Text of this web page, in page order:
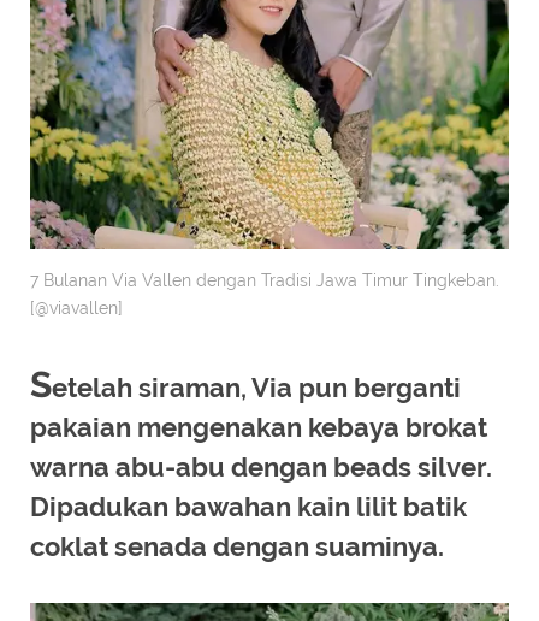
7 Bulanan Via Vallen dengan Tradisi Jawa Timur Tingkeban.
[@viavallen]
Setelah siraman, Via pun berganti
pakaian mengenakan kebaya brokat
warna abu-abu dengan beads silver.
Dipadukan bawahan kain lilit batik
coklat senada dengan suaminya.